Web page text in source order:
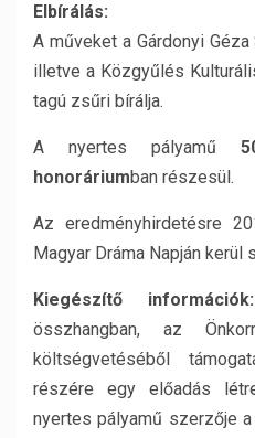
Elbírálás:
A műveket a Gárdonyi
illetve a Közgyűlés
tagú zsűri bírálja.
A nyertes pályamű
honoráriumban részesül.
Az eredményhirdetésre
Magyar Dráma Napján kerül
Kiegészítő információk:
összhangban, az
költségvetéséből
részére egy előadás
nyertes pályamű szerzője